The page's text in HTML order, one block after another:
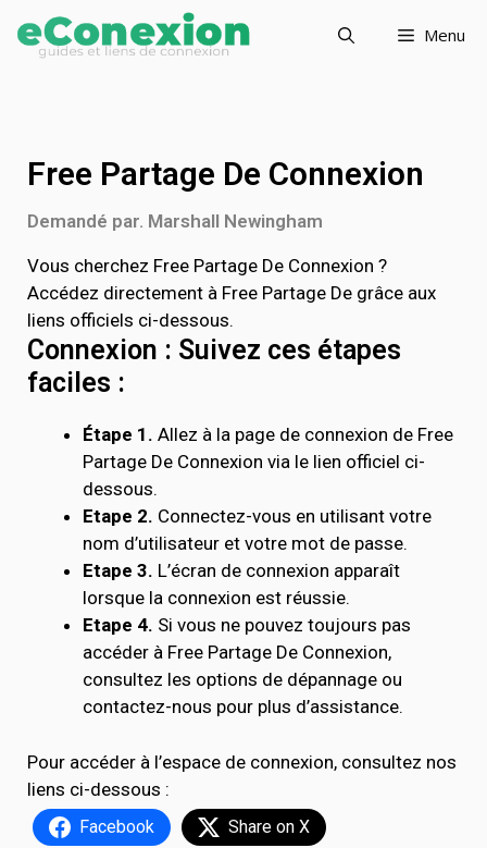
Menu
Free Partage De Connexion
Demandé par. Marshall Newingham
Vous cherchez Free Partage De Connexion ?
Accédez directement à Free Partage De grâce aux
liens officiels ci-dessous.
Connexion : Suivez ces étapes
faciles :
Étape 1. Allez à la page de connexion de Free
Partage De Connexion via le lien officiel ci-
dessous.
Etape 2. Connectez-vous en utilisant votre
nom d’utilisateur et votre mot de passe.
Etape 3. L’écran de connexion apparaît
lorsque la connexion est réussie.
Etape 4. Si vous ne pouvez toujours pas
accéder à Free Partage De Connexion,
consultez les options de dépannage ou
contactez-nous pour plus d’assistance.
Pour accéder à l’espace de connexion, consultez nos
liens ci-dessous :
Facebook Share on X